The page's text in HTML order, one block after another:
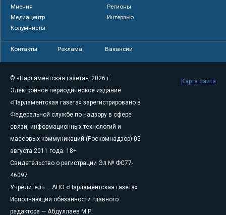
Мнения
Регионы
Медиацентр
Интервью
Колумнисты
Контакты Реклама Вакансии
© «Парламентская газета», 2026 г.
Электронное периодическое издание
«Парламентская газета» зарегистрировано в
Федеральной службе по надзору в сфере
связи, информационных технологий и
массовых коммуникаций (Роскомнадзор) 05
августа 2011 года. 18+
Свидетельство о регистрации Эл № ФС77-
46097
Учредитель — АНО «Парламентская газета»
Исполняющий обязанности главного
редактора — Абдуллаев М.Р.
Карта сайта